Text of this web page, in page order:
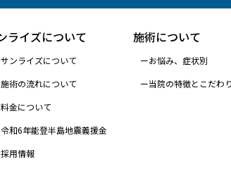
ライズについて
サンライズについて
施術の流れについて
料金について
令和6年能登半島地震義援金
採用情報
施術について
お悩み、症状別
当院の特徴とこだわ